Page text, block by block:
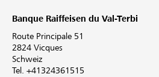
Banque Raiffeisen du Val-Terbi
Route Principale 51
2824 Vicques
Schweiz
Tel. +41324361515